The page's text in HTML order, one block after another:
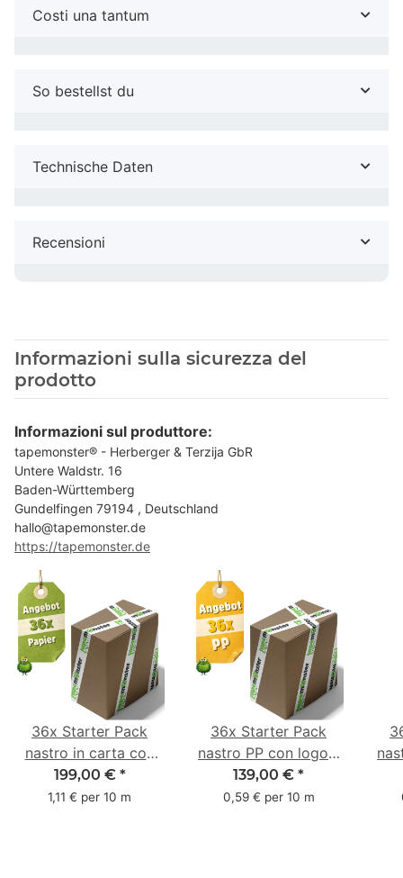
Costi una tantum
So bestellst du
Technische Daten
Recensioni
Informazioni sulla sicurezza del
prodotto
Informazioni sul produttore:
tapemonster® - Herberger & Terzija GbR
Untere Waldstr. 16
Baden-Württemberg
Gundelfingen 79194 , Deutschland
hallo@tapemonster.de
https://tapemonster.de
36x Starter Pack
nastro in carta con
logo - 1 colore - 50
mm x 50 m - caucciù
199,00 € *
1,11 € per 10 m
36x Starter Pack
nastro PP con logo -
1 colore - 48 mm x
66 m
139,00 € *
0,59 € per 10 m